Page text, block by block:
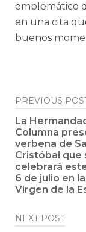
emblemático
en una cita
buenos
Post
PREVIOUS
La
Columna
verbena de
Cristóbal que
celebrará
6 de julio en
Virgen de la
NEXT POST